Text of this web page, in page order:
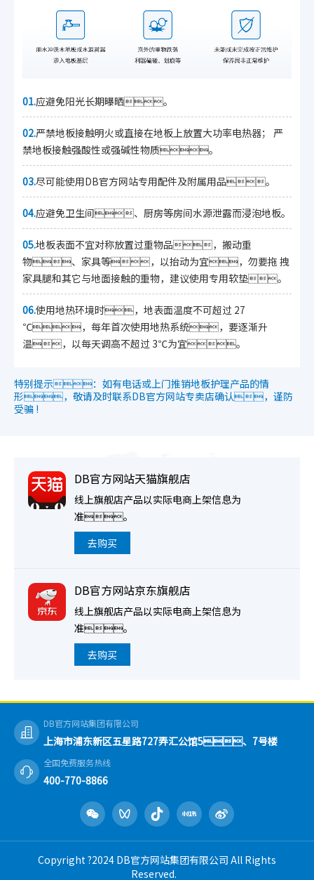
01.应避免阳光长期曝晒。
02.严禁地板接触明火或直接在地板上放置大功率电热器； 严
禁地板接触强酸性或强碱性物质。
03.尽可能使用DB官方网站专用配件及附属用品。
04.应避免卫生间、厨房等房间水源泄露而浸泡地板。
05.地板表面不宜对称放置过重物品，搬动重
物、家具等，以抬动为宜，勿要拖 拽
家具腿和其它与地面接触的重物，建议使用专用软垫。
06.使用地热环境时，地表面温度不可超过 27
℃，每年首次使用地热系统，要逐渐升
温，以每天调高不超过 3℃为宜。
特别提示：如有电话或上门推销地板护理产品的情
形，敬请及时联系DB官方网站专卖店确认，谨防
受骗 !
DB官方网站天猫旗舰店
线上旗舰店产品以实际电商上架信息为
准。
去购买
DB官方网站京东旗舰店
线上旗舰店产品以实际电商上架信息为
准。
去购买
DB官方网站集团有限公司
上海市浦东新区五星路727弄汇公馆5、7号楼
全国免费服务热线
400-770-8866
Copyright ?2024 DB官方网站集团有限公司 All Rights
Reserved.